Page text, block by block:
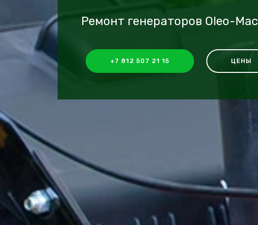
Ремонт генераторов Oleo-Mac
+7 812 507 21 15 ЦЕНЫ